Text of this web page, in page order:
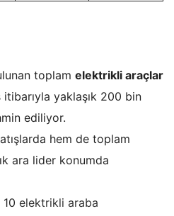
toplam elektrikli araçlar
itibarıyla yaklaşık 200 bin
ediliyor.
hem de toplam
ara lider konumda
elektrikli araba